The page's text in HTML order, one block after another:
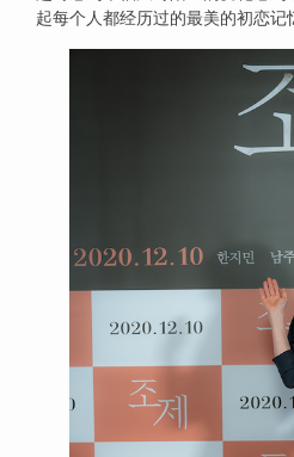
起每个人都经历过的最美的初恋记